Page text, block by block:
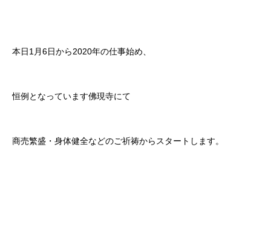
本日1月6日から2020年の仕事始め、
恒例となっています佛現寺にて
商売繁盛・身体健全などのご祈祷からスタートします。